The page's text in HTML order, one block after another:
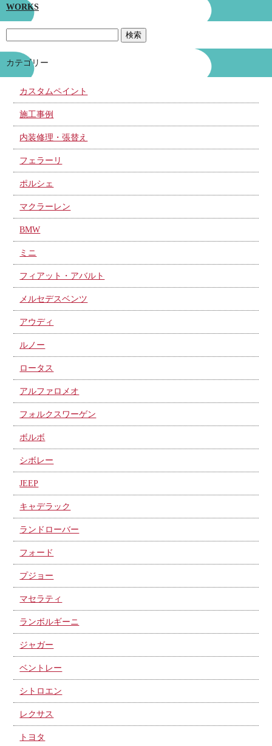
WORKS
カテゴリー
カスタムペイント
施工事例
内装修理・張替え
フェラーリ
ポルシェ
マクラーレン
BMW
ミニ
フィアット・アバルト
メルセデスベンツ
アウディ
ルノー
ロータス
アルファロメオ
フォルクスワーゲン
ボルボ
シボレー
JEEP
キャデラック
ランドローバー
フォード
プジョー
マセラティ
ランボルギーニ
ジャガー
ベントレー
シトロエン
レクサス
トヨタ